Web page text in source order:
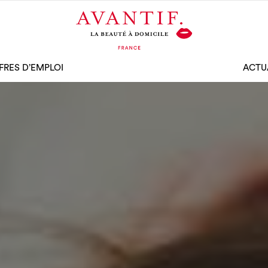
D’EMPLOI